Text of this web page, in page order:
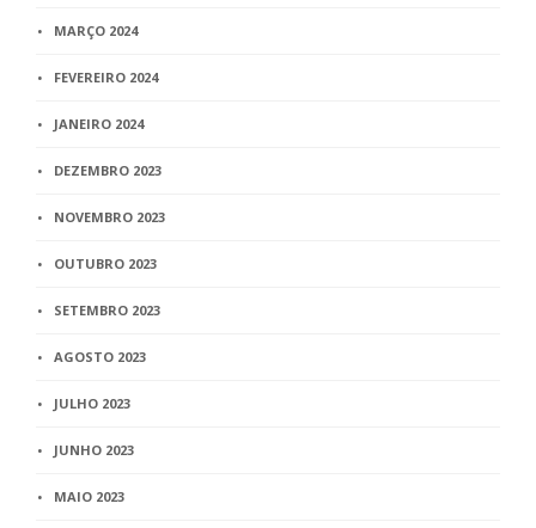
MARÇO 2024
FEVEREIRO 2024
JANEIRO 2024
DEZEMBRO 2023
NOVEMBRO 2023
OUTUBRO 2023
SETEMBRO 2023
AGOSTO 2023
JULHO 2023
JUNHO 2023
MAIO 2023